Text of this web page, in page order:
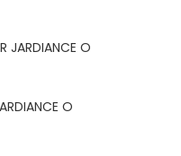
JARDIANCE O
O